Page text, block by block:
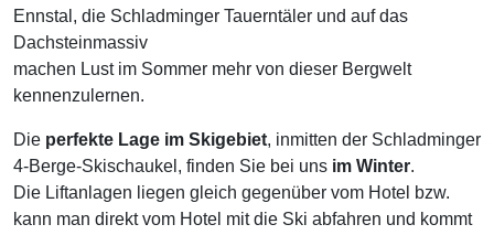
Ennstal, die Schladminger Tauerntäler und auf das
Dachsteinmassiv
machen Lust im Sommer mehr von dieser Bergwelt
kennenzulernen.
Die perfekte Lage im Skigebiet, inmitten der Schladminger
4-Berge-Skischaukel, finden Sie bei uns im Winter.
Die Liftanlagen liegen gleich gegenüber vom Hotel bzw.
kann man direkt vom Hotel mit die Ski abfahren und kommt